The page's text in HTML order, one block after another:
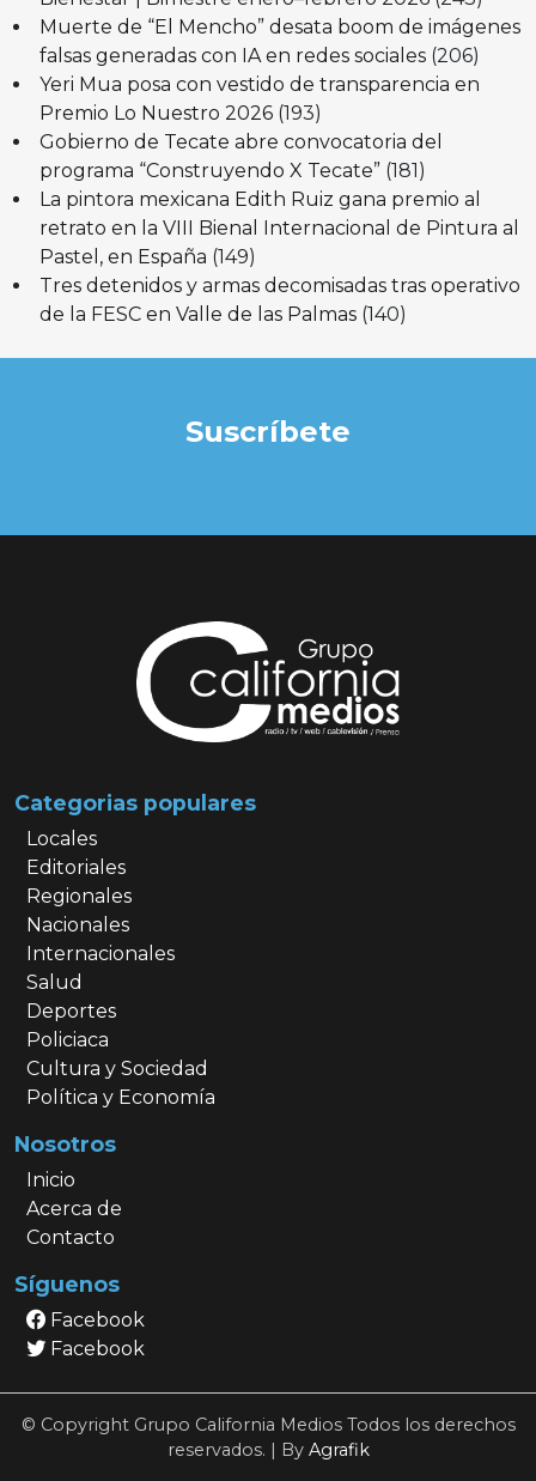
Muerte de “El Mencho” desata boom de imágenes
falsas generadas con IA en redes sociales (206)
Yeri Mua posa con vestido de transparencia en
Premio Lo Nuestro 2026 (193)
Gobierno de Tecate abre convocatoria del
programa “Construyendo X Tecate” (181)
La pintora mexicana Edith Ruiz gana premio al
retrato en la VIII Bienal Internacional de Pintura al
Pastel, en España (149)
Tres detenidos y armas decomisadas tras operativo
de la FESC en Valle de las Palmas (140)
Suscríbete
Categorias populares
Locales
Editoriales
Regionales
Nacionales
Internacionales
Salud
Deportes
Policiaca
Cultura y Sociedad
Política y Economía
Nosotros
Inicio
Acerca de
Contacto
Síguenos
Facebook
Facebook
© Copyright Grupo California Medios Todos los derechos
reservados. | By Agrafik